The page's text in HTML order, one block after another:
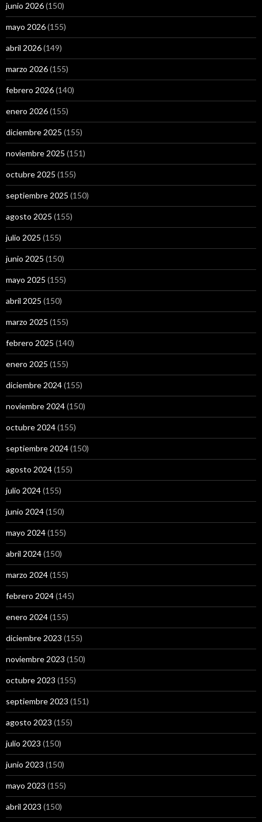
junio 2026(150)
mayo 2026(155)
abril 2026(149)
marzo 2026(155)
febrero 2026(140)
enero 2026(155)
diciembre 2025 (155)
noviembre 2025 (151)
octubre 2025 (155)
septiembre 2025 (150)
agosto 2025 (155)
julio 2025 (155)
junio 2025 (150)
mayo 2025 (155)
abril 2025 (150)
marzo 2025 (155)
febrero 2025 (140)
enero 2025 (155)
diciembre 2024(155)
noviembre 2024(150)
octubre 2024(155)
septiembre 2024(150)
agosto 2024(155)
julio 2024(155)
junio 2024(150)
mayo 2024(155)
abril 2024(150)
marzo 2024(155)
febrero 2024(145)
enero 2024(155)
diciembre 2023 (155)
noviembre 2023 (150)
octubre 2023 (155)
septiembre 2023 (151)
agosto 2023 (155)
julio 2023 (150)
junio 2023 (150)
mayo 2023 (155)
abril 2023 (150)